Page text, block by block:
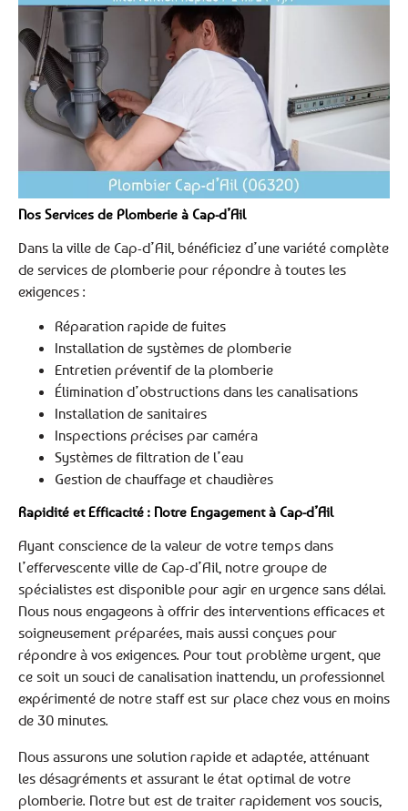
Nos Services de Plomberie à Cap-d’Ail
Dans la ville de Cap-d’Ail, bénéficiez d’une variété complète
de services de plomberie pour répondre à toutes les
exigences :
Réparation rapide de fuites
Installation de systèmes de plomberie
Entretien préventif de la plomberie
Élimination d’obstructions dans les canalisations
Installation de sanitaires
Inspections précises par caméra
Systèmes de filtration de l’eau
Gestion de chauffage et chaudières
Rapidité et Efficacité : Notre Engagement à Cap-d’Ail
Ayant conscience de la valeur de votre temps dans
l’effervescente ville de Cap-d’Ail, notre groupe de
spécialistes est disponible pour agir en urgence sans délai.
Nous nous engageons à offrir des interventions efficaces et
soigneusement préparées, mais aussi conçues pour
répondre à vos exigences. Pour tout problème urgent, que
ce soit un souci de canalisation inattendu, un professionnel
expérimenté de notre staff est sur place chez vous en moins
de 30 minutes.
Nous assurons une solution rapide et adaptée, atténuant
les désagréments et assurant le état optimal de votre
plomberie. Notre but est de traiter rapidement vos soucis,